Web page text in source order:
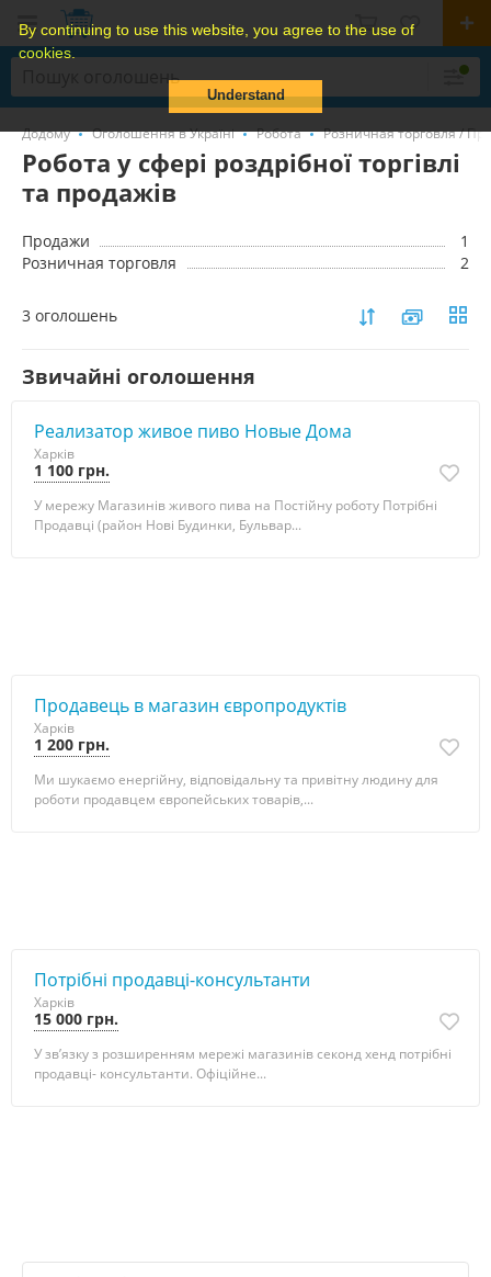
By continuing to use this website, you agree to the use of
cookies.
Understand
Додому Оголошення в Україні Робота Розничная торговля /
Робота у сфері роздрібної торгівлі
та продажів
Продажи
1
Розничная торговля
2
3 оголошень
Звичайні оголошення
Реализатор живое пиво Новые Дома
Харків
1 100 грн.
У мережу Магазинів живого пива на Постійну роботу Потрібні
Продавці (район Нові Будинки, Бульвар...
Продавець в магазин європродуктів
Харків
1 200 грн.
Ми шукаємо енергійну, відповідальну та привітну людину для
роботи продавцем європейських товарів,...
Потрібні продавці-консультанти
Харків
15 000 грн.
У зв’язку з розширенням мережі магазинів секонд хенд потрібні
продавці- консультанти. Офіційне...